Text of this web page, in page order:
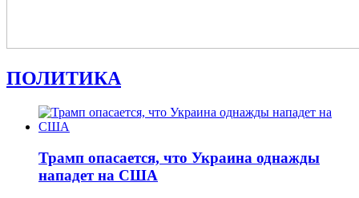
ПОЛИТИКА
Трамп опасается, что Украина однажды
нападет на США